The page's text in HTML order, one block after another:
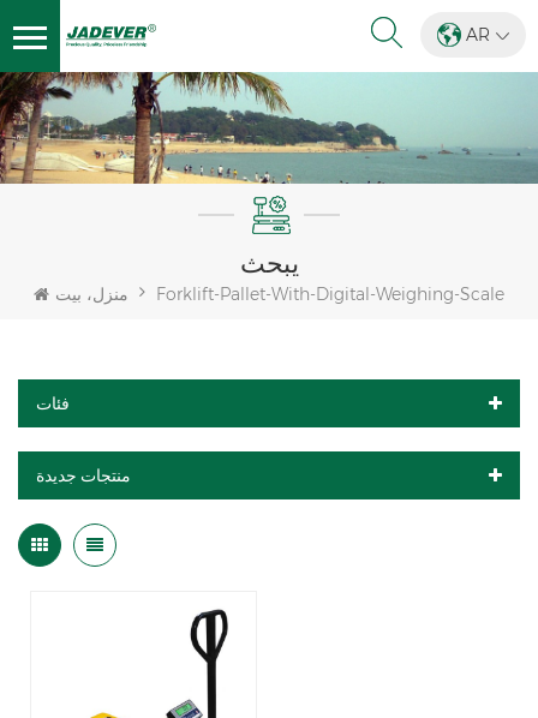
AR
يبحث
منزل، بيت Forklift-Pallet-With-Digital-Weighing-Scale
فئات
منتجات جديدة